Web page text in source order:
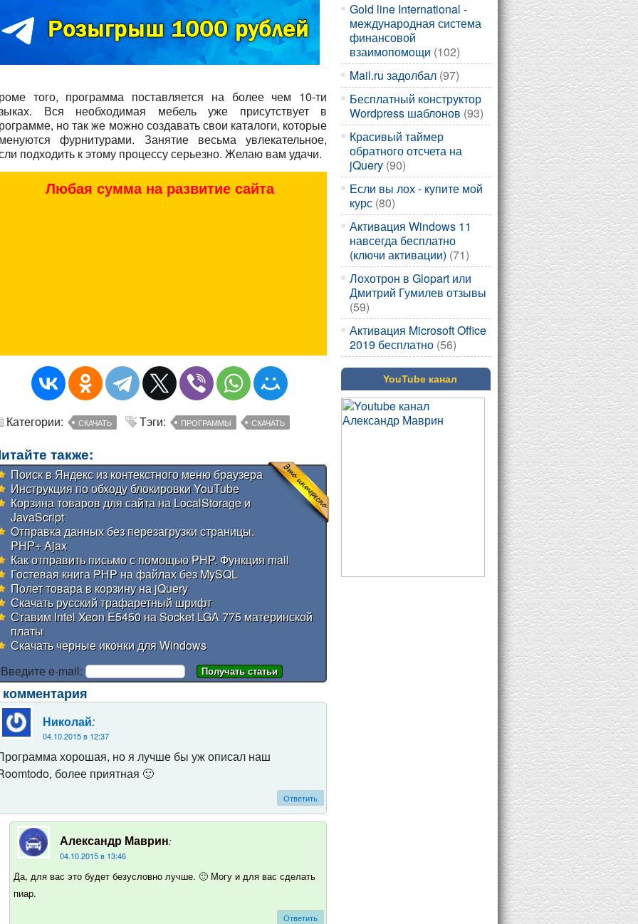
того, программа поставляется на более чем 10-ти
Вся необходимая мебель уже присутствует в
но так же можно создавать свои каталоги, которые
фурнитурами. Занятие весьма увлекательное,
подходить к этому процессу серьезно. Желаю вам удачи.
Любая сумма на развитие сайта
Категории: СКАЧАТЬ Тэги: ПРОГРАММЫ СКАЧАТЬ
также:
Поиск в Яндекс из контекстного меню браузера
Инструкция по обходу блокировки YouTube
Корзина товаров для сайта на LocalStorage и
JavaScript
Отправка данных без перезагрузки страницы.
PHP+ Ajax
Как отправить письмо с помощью PHP. Функция mail
Гостевая книга PHP на файлах без MySQL
Полет товара в корзину на jQuery
Скачать русский трафаретный шрифт
Ставим Intel Xeon E5450 на Socket LGA 775 материнской
платы
Скачать черные иконки для Windows
Введите e-mail:
комментария
Николай:
04.10.2015 в 12:37
хорошая, но я лучше бы уж описал наш
более приятная 🙂
Ответить
Александр Маврин:
04.10.2015 в 13:46
Да, для вас это будет безусловно лучше. 🙂 Могу и для вас сделать
пиар.
Ответить
Gold line International -
международная система
финансовой
взаимопомощи (102)
Mail.ru задолбал (97)
Бесплатный конструктор
Wordpress шаблонов (93)
Красивый таймер
обратного отсчета на
jQuery (90)
Если вы лох - купите мой
курс (80)
Активация Windows 11
навсегда бесплатно
(ключи активации) (71)
Лохотрон в Glopart или
Дмитрий Гумилев отзывы
(59)
Активация Microsoft Office
2019 бесплатно (56)
YouTube канал